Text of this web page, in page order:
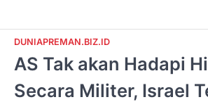
DUNIAPREMAN.BIZ.ID
AS Tak akan Hadapi
Secara Militer, Israel